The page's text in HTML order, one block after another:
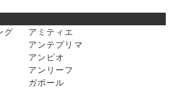
グ
アミティエ
アンテプリマ
アンピオ
アンリーフ
ガボール